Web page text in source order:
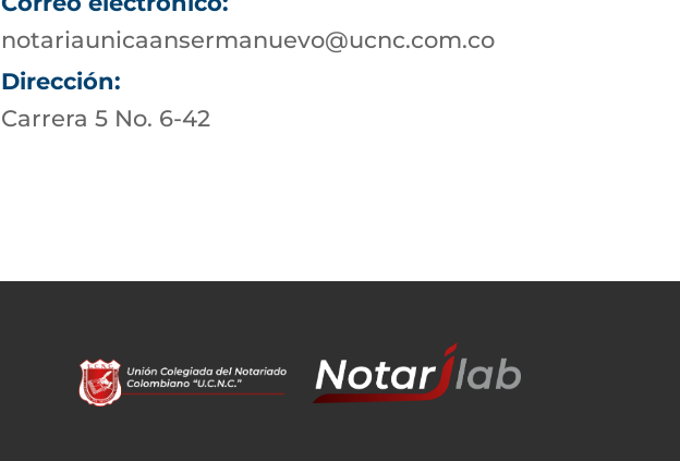
notariaunicaansermanuevo@ucnc.com.co
Dirección:
Carrera 5 No. 6-42